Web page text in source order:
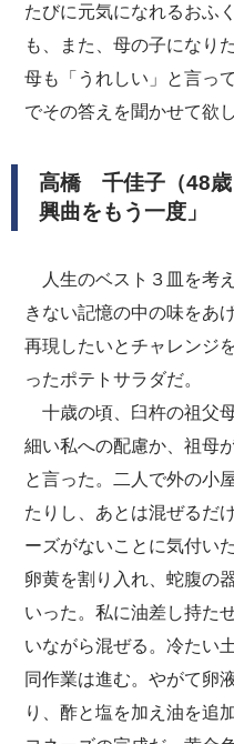
たびに元気になれるおふ
も、また、母の子になり
母も「うれしい」と言っ
でその答えを聞かせて欲し
高橋 千佳子（48歳
興曲をもう一度」
人生のベスト３皿を考
きない記憶の中の味をあ
再現したいとチャレンジ
ったポテトサラダだ。
十歳の頃、臼杵の祖父
細い私への配慮か、祖母
と言った。二人で外の小
たりし、あとは混ぜるだ
ーズがないことに気付い
卵黄を割り入れ、蛇腹の
いった。私に油差し持た
いながら混ぜる。冷たい
同作業は進む。やがて卵
り、酢と塩を加え油を追